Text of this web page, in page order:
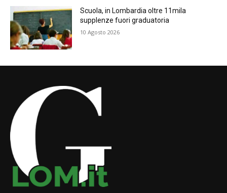
Scuola, in Lombardia oltre 11mila
supplenze fuori graduatoria
10 Agosto 2026